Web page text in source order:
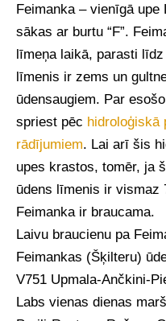
Feimanka – vienīgā
sākas ar burtu “F”.
līmeņa laikā, parasti
līmenis ir zems un
ūdensaugiem. Par
spriest pēc hidroloģiskā
rādījumiem. Lai arī šis
upes krastos, tomēr, ja
ūdens līmenis ir vismaz
Feimanka ir braucama.
Laivu braucienu pa
Feimankas (Šķilteru)
V751 Upmala-Ančkini-
Labs vienas dienas